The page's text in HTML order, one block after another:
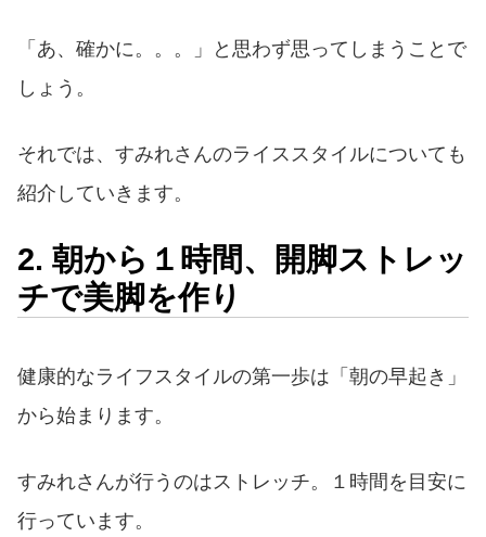
「あ、確かに。。。」と思わず思ってしまうことで
しょう。
それでは、すみれさんのライススタイルについても
紹介していきます。
2. 朝から１時間、開脚ストレッ
チで美脚を作り
健康的なライフスタイルの第一歩は「朝の早起き」
から始まります。
すみれさんが行うのはストレッチ。１時間を目安に
行っています。